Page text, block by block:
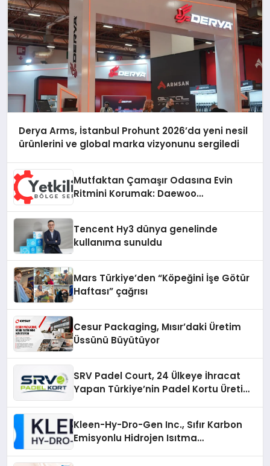
Derya Arms, İstanbul Prohunt 2026’da yeni nesil
ürünlerini ve global marka vizyonunu sergiledi
Mutfaktan Çamaşır Odasına Evin
Ritmini Korumak: Daewoo
Tencent Hy3 dünya genelinde
kullanıma sunuldu
Mars Türkiye’den “Köpeğini İşe Götür
Haftası” çağrısı
Cesur Packaging, Mısır’daki Üretim
Üssünü Büyütüyor
SRV Padel Court, 24 Ülkeye İhracat
Yapan Türkiye’nin Padel Kortu Üretim
Kleen-Hy-Dro-Gen Inc., Sıfır Karbon
Emisyonlu Hidrojen Isıtma